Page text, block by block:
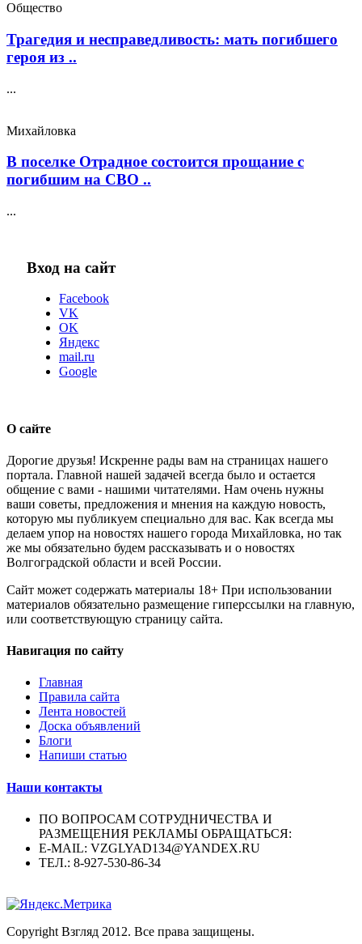
Общество
Трагедия и несправедливость: мать погибшего
героя из ..
...
Михайловка
В поселке Отрадное состоится прощание с
погибшим на СВО ..
...
Вход на сайт
Facebook
VK
OK
Яндекс
mail.ru
Google
О сайте
Дорогие друзья! Искренне рады вам на страницах нашего
портала. Главной нашей задачей всегда было и остается
общение с вами - нашими читателями. Нам очень нужны
ваши советы, предложения и мнения на каждую новость,
которую мы публикуем специально для вас. Как всегда мы
делаем упор на новостях нашего города Михайловка, но так
же мы обязательно будем рассказывать и о новостях
Волгоградской области и всей России.
Сайт может содержать материалы 18+ При использовании
материалов обязательно размещение гиперссылки на главную,
или соответствующую страницу сайта.
Навигация по сайту
Главная
Правила сайта
Лента новостей
Доска объявлений
Блоги
Напиши статью
Наши контакты
ПО ВОПРОСАМ СОТРУДНИЧЕСТВА И
РАЗМЕЩЕНИЯ РЕКЛАМЫ ОБРАЩАТЬСЯ:
E-MAIL: VZGLYAD134@YANDEX.RU
ТЕЛ.: 8-927-530-86-34
Copyright Взгляд 2012. Все права защищены.